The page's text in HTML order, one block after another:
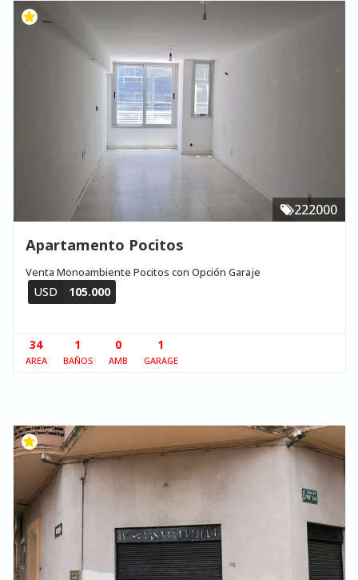
222000
Apartamento Pocitos
Venta Monoambiente Pocitos con Opción Garaje
USD 105.000
34
AREA
1
BAÑOS
0
AMB
1
GARAGE